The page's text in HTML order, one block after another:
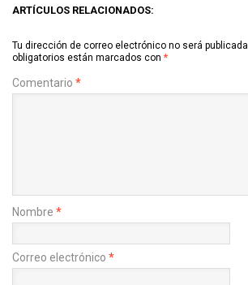
ARTÍCULOS RELACIONADOS:
Tu dirección de correo electrónico no será publicada.
obligatorios están marcados con *
Comentario *
Nombre *
Correo electrónico *